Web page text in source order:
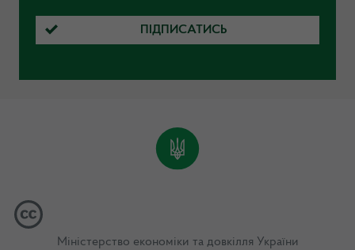
ПІДПИСАТИСЬ
Міністерство економіки та довкілля України